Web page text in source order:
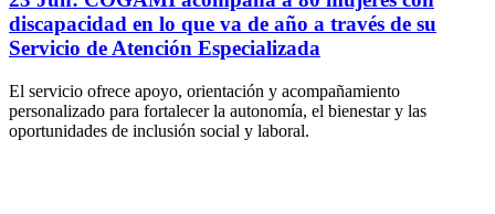
discapacidad en lo que va de año a través de su
Servicio de Atención Especializada
El servicio ofrece apoyo, orientación y acompañamiento
personalizado para fortalecer la autonomía, el bienestar y las
oportunidades de inclusión social y laboral.